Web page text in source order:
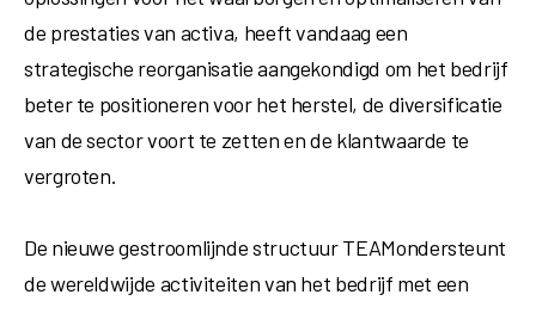
de prestaties van activa, heeft vandaag een
strategische reorganisatie aangekondigd om het bedrijf
beter te positioneren voor het herstel, de diversificatie
van de sector voort te zetten en de klantwaarde te
vergroten.
De nieuwe gestroomlijnde structuur TEAMondersteunt
de wereldwijde activiteiten van het bedrijf met een